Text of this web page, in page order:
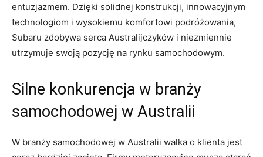
⁤entuzjazmem. Dzięki solidnej konstrukcji, ⁣innowacyjnym⁤
technologiom i ⁢wysokiemu komfortowi podróżowania,
Subaru zdobywa serca Australijczyków i niezmiennie‍
utrzymuje swoją pozycję na rynku samochodowym.
Silne konkurencja w branży
samochodowej w‍ Australii
W branży samochodowej ‍w Australii walka o klienta jest